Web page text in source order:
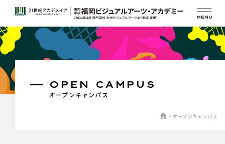
オープンキャンパス
OPEN CAMPUS
オープンキャンパス